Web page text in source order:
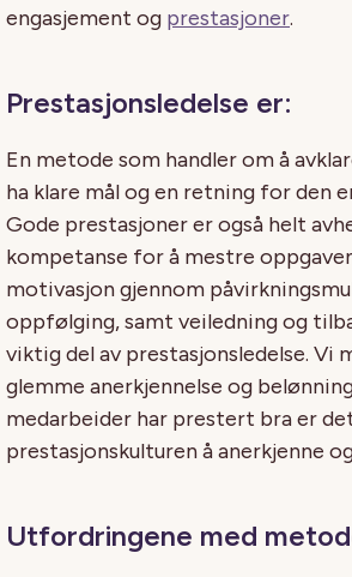
engasjement og prestasjoner.
Prestasjonsledelse er:
En metode som handler om å
ha klare mål og en retning for den
Gode prestasjoner er også helt
kompetanse for å mestre
motivasjon gjennom
oppfølging, samt veiledning og
viktig del av prestasjonsledelse. Vi
glemme anerkjennelse og
medarbeider har prestert bra er
prestasjonskulturen å anerkjenne
Utfordringene med